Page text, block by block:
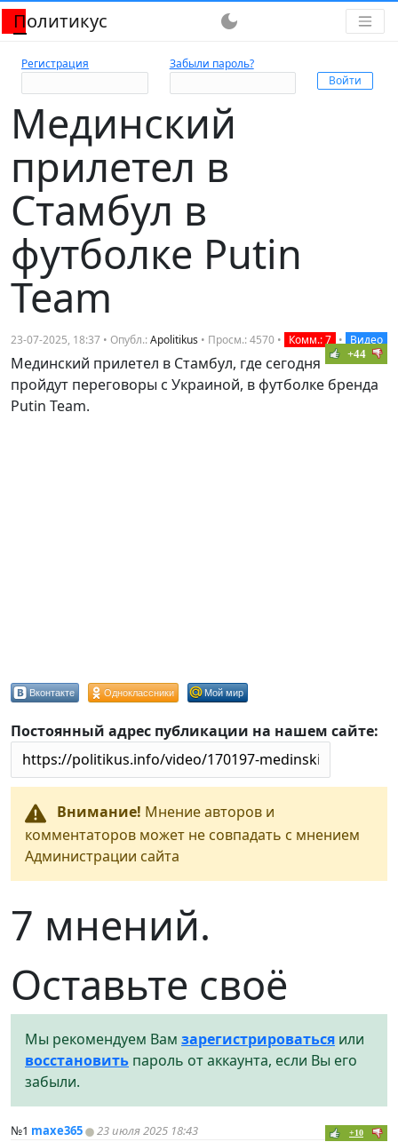
Политикус dark_mode
Регистрация Забыли пароль?
Мединский
прилетел в
Стамбул в
футболке Putin
Team
23-07-2025, 18:37 • Опубл.:Apolitikus • Просм.: 4570 • Комм.: 7 • Видео
+44
Мединский прилетел в Стамбул, где сегодня
пройдут переговоры с Украиной, в футболке бренда
Putin Team.
Вконтакте Одноклассники Мой мир
Постоянный адрес публикации на нашем сайте:
Внимание! Мнение авторов и
комментаторов может не совпадать с мнением
Администрации сайта
7 мнений.
Оставьте своё
Мы рекомендуем Вам зарегистрироваться или
восстановить пароль от аккаунта, если Вы его
забыли.
№1 maxe365 23 июля 2025 18:43 +10